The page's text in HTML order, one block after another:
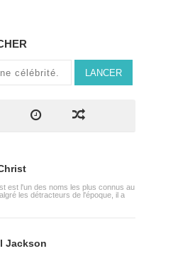
LANCER
est l'un des noms les plus connus au
les détracteurs de l'époque, il a
Jackson